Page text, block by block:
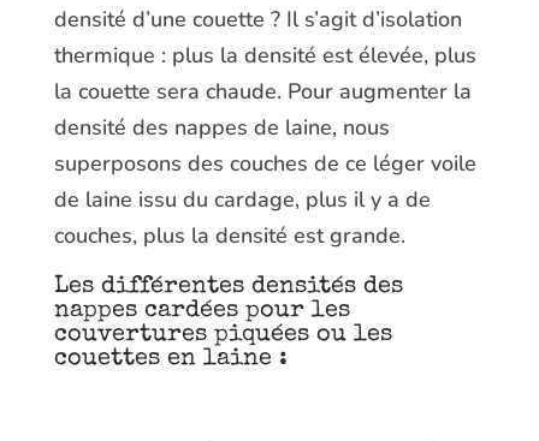
densité d’une couette ? Il s’agit d’isolation
thermique : plus la densité est élevée, plus
la couette sera chaude. Pour augmenter la
densité des nappes de laine, nous
superposons des couches de ce léger voile
de laine issu du cardage, plus il y a de
couches, plus la densité est grande.
Les différentes densités des
nappes cardées pour les
couvertures piquées ou les
couettes en laine :